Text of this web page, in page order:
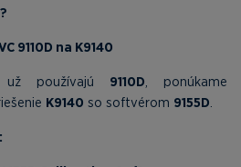
9110D na K9140
už používajú 9110D , ponúkame
K9140 so softvérom 9155D